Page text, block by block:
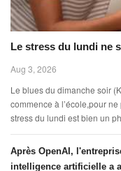
Le stress du lundi ne
Aug 3, 2026
Le blues du dimanche soir
commence à l’école,pour
stress du lundi est bien un
Après OpenAI,
intelligence artificielle a